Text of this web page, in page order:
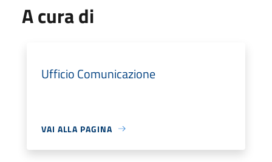
A cura di
Ufficio Comunicazione
VAI ALLA PAGINA